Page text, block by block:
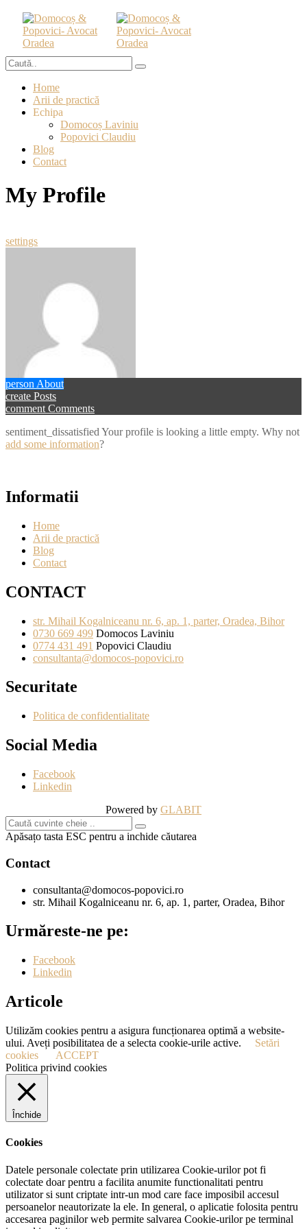
Home
Arii de practică
Echipa
Domocoș Laviniu
Popovici Claudiu
Blog
Contact
My Profile
settings
person About
create Posts
comment Comments
sentiment_dissatisfied Your profile is looking a little empty. Why not
add some information?
Informatii
Home
Arii de practică
Blog
Contact
CONTACT
str. Mihail Kogalniceanu nr. 6, ap. 1, parter, Oradea, Bihor
0730 669 499 Domocos Laviniu
0774 431 491 Popovici Claudiu
consultanta@domocos-popovici.ro
Securitate
Politica de confidentialitate
Social Media
Facebook
Linkedin
Powered by GLABIT
Apăsațo tasta ESC pentru a inchide căutarea
Contact
consultanta@domocos-popovici.ro
str. Mihail Kogalniceanu nr. 6, ap. 1, parter, Oradea, Bihor
Urmăreste-ne pe:
Facebook
Linkedin
Articole
Utilizăm cookies pentru a asigura funcționarea optimă a website-
ului. Aveți posibilitatea de a selecta cookie-urile active.
Setări
cookies
ACCEPT
Politica privind cookies
Închide
Cookies
Datele personale colectate prin utilizarea Cookie-urilor pot fi
colectate doar pentru a facilita anumite functionalitati pentru
utilizator si sunt criptate intr-un mod care face imposibil accesul
persoanelor neautorizate la ele. In general, o aplicatie folosita pentru
accesarea paginilor web permite salvarea Cookie-urilor pe terminal